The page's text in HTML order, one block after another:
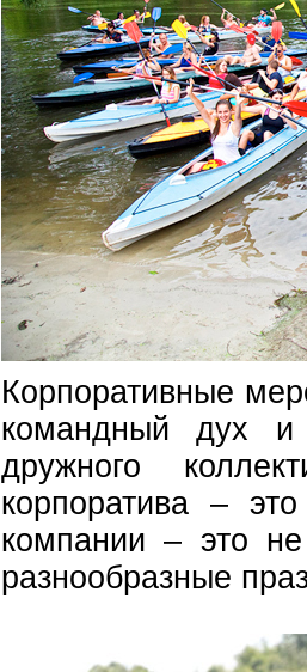
Корпоративные
командный дух и
дружного
корпоратива –
компании – это
разнообразные